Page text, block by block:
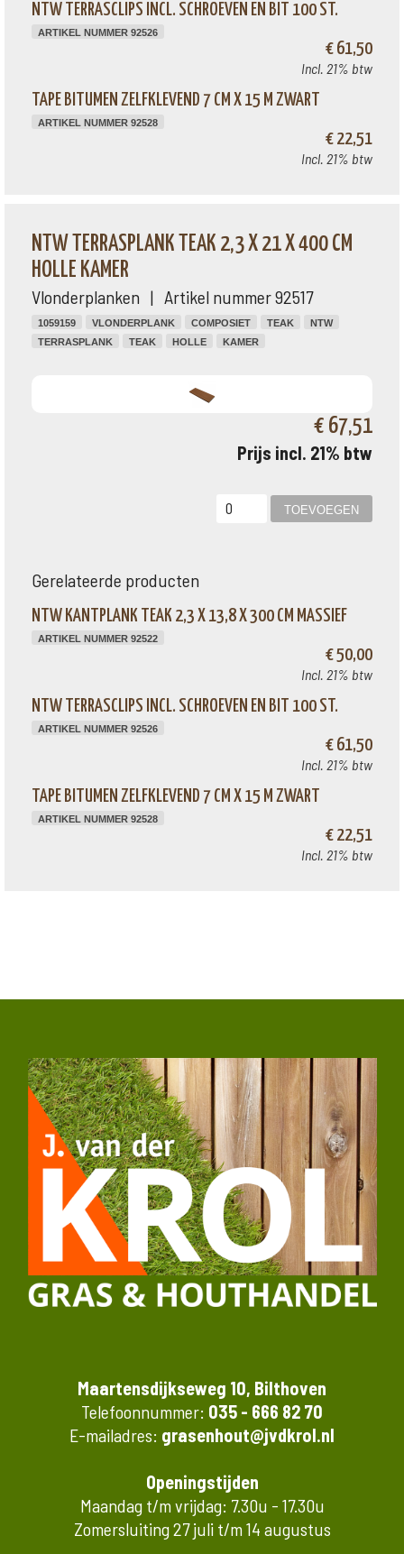
NTW TERRASCLIPS INCL. SCHROEVEN EN BIT 100 ST.
ARTIKEL NUMMER 92526
€ 61,50
Incl. 21% btw
TAPE BITUMEN ZELFKLEVEND 7 CM X 15 M ZWART
ARTIKEL NUMMER 92528
€ 22,51
Incl. 21% btw
NTW TERRASPLANK TEAK 2,3 X 21 X 400 CM
HOLLE KAMER
Vlonderplanken | Artikel nummer 92517
1059159 VLONDERPLANK COMPOSIET TEAK
NTW
TERRASPLANK
TEAK HOLLE KAMER
€ 67,51
Prijs incl. 21% btw
Gerelateerde producten
NTW KANTPLANK TEAK 2,3 X 13,8 X 300 CM MASSIEF
ARTIKEL NUMMER 92522
€ 50,00
Incl. 21% btw
NTW TERRASCLIPS INCL. SCHROEVEN EN BIT 100 ST.
ARTIKEL NUMMER 92526
€ 61,50
Incl. 21% btw
TAPE BITUMEN ZELFKLEVEND 7 CM X 15 M ZWART
ARTIKEL NUMMER 92528
€ 22,51
Incl. 21% btw
Maartensdijkseweg 10, Bilthoven
Telefoonnummer: 035 - 666 82 70
E-mailadres: grasenhout@jvdkrol.nl
Openingstijden
Maandag t/m vrijdag: 7.30u - 17.30u
Zomersluiting 27 juli t/m 14 augustus